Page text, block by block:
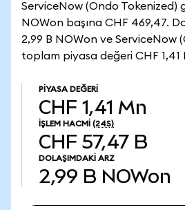
ServiceNow (Ondo Tokenized)
NOWon başına CHF 469,47.
2,99 B NOWon ve ServiceNow
toplam piyasa değeri CHF 1,41
PIYASA DEĞERI
CHF 1,41 Mn
İŞLEM HACMI (24S)
CHF 57,47 B
DOLAŞIMDAKI ARZ
2,99 B NOWon